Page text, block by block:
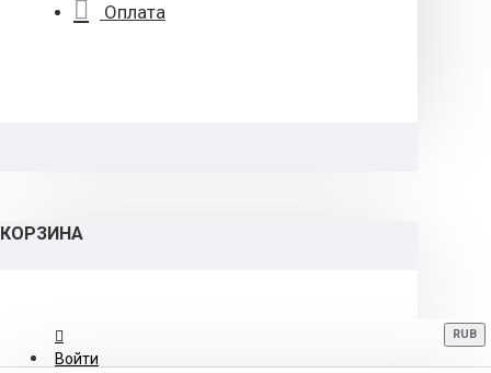
Оплата
КОРЗИНА
Войти
RUB